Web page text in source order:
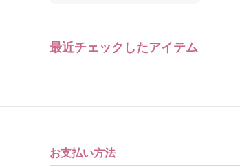
最近チェックしたアイテム
お支払い方法